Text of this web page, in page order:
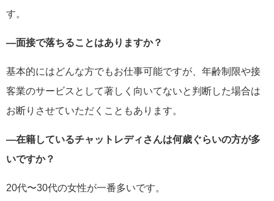
す。
―面接で落ちることはありますか？
基本的にはどんな方でもお仕事可能ですが、年齢制限や接
客業のサービスとして著しく向いてないと判断した場合は
お断りさせていただくこともあります。
―在籍しているチャットレディさんは何歳ぐらいの方が多
いですか？
20代〜30代の女性が一番多いです。